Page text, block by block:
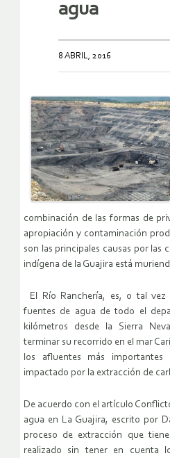
agua
8 ABRIL, 2016
combinación de las formas de
apropiación y contaminación
son las principales causas por las
indígena de la Guajira está
El Río Ranchería, es, o tal vez
fuentes de agua de todo el
kilómetros desde la Sierra
terminar su recorrido en el mar
los afluentes más
impactado por la extracción de
De acuerdo con el artículo
agua en La Guajira, escrito por
proceso de extracción que
realizado sin tener en cuenta